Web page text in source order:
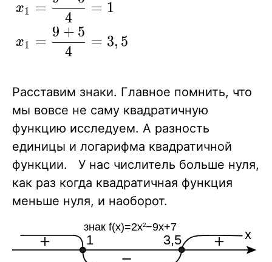
\le 2\\
\displaystyle
{{x_1 =
\frac{9-5}
\displaystyle{
{x_1 =
\frac{9+5}
{4}}=3,5}\\
x1 =
4
= 1
x1 =
4
9 + 5
= 3, 5
Расставим знаки. Главное помнить, что
мы вовсе не саму квадратичную
функцию исследуем. А разность
единицы и логарифма квадратичной
функции. У нас числитель больше нуля,
как раз когда квадратичная функция
меньше нуля, и наоборот.